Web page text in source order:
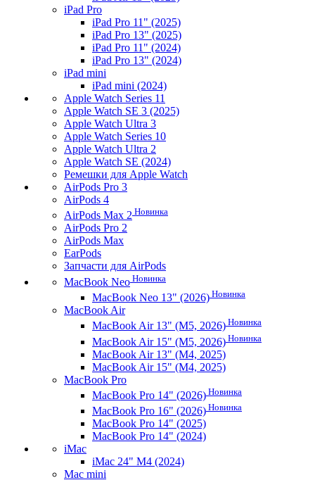
iPad Pro
iPad Pro 11" (2025)
iPad Pro 13" (2025)
iPad Pro 11" (2024)
iPad Pro 13" (2024)
iPad mini
iPad mini (2024)
Apple Watch Series 11
Apple Watch SE 3 (2025)
Apple Watch Ultra 3
Apple Watch Series 10
Apple Watch Ultra 2
Apple Watch SE (2024)
Ремешки для Apple Watch
AirPods Pro 3
AirPods 4
AirPods Max 2 Новинка
AirPods Pro 2
AirPods Max
EarPods
Запчасти для AirPods
MacBook Neo Новинка
MacBook Neo 13" (2026) Новинка
MacBook Air
MacBook Air 13" (M5, 2026) Новинка
MacBook Air 15" (M5, 2026) Новинка
MacBook Air 13" (M4, 2025)
MacBook Air 15" (M4, 2025)
MacBook Pro
MacBook Pro 14" (2026) Новинка
MacBook Pro 16" (2026) Новинка
MacBook Pro 14" (2025)
MacBook Pro 14" (2024)
iMac
iMac 24" M4 (2024)
Mac mini